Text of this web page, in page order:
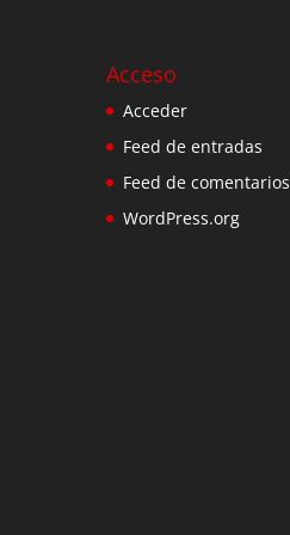
Acceso
Acceder
Feed de entradas
Feed de comentarios
WordPress.org